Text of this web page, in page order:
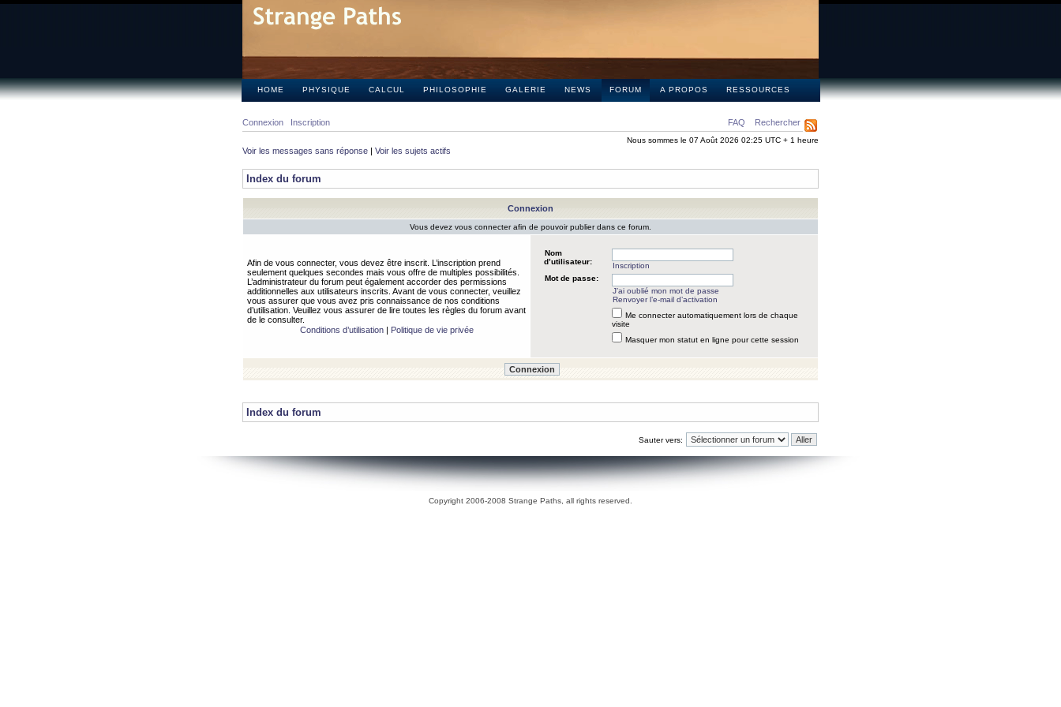
HOME PHYSIQUE CALCUL PHILOSOPHIE GALERIE NEWS FORUM A PROPOS RESSOURCES
FAQ Rechercher
Connexion Inscription
Nous sommes le 07 Août 2026 02:25 UTC + 1 heure
Voir les messages sans réponse | Voir les sujets actifs
Index du forum
Connexion
Vous devez vous connecter afin de pouvoir publier dans ce forum.
Afin de vous connecter, vous devez être inscrit. L’inscription prend
seulement quelques secondes mais vous offre de multiples possibilités.
L’administrateur du forum peut également accorder des permissions
additionnelles aux utilisateurs inscrits. Avant de vous connecter, veuillez
vous assurer que vous avez pris connaissance de nos conditions
d’utilisation. Veuillez vous assurer de lire toutes les règles du forum avant
de le consulter.
Conditions d’utilisation| Politique de vie privée
Nom
d’utilisateur:
Inscription
Mot de passe:
J’ai oublié mon mot de passe
Renvoyer l’e-mail d’activation
Me connecter automatiquement lors de chaque
visite
Masquer mon statut en ligne pour cette session
Index du forum
Sauter vers:
Copyright 2006-2008 Strange Paths, all rights reserved.